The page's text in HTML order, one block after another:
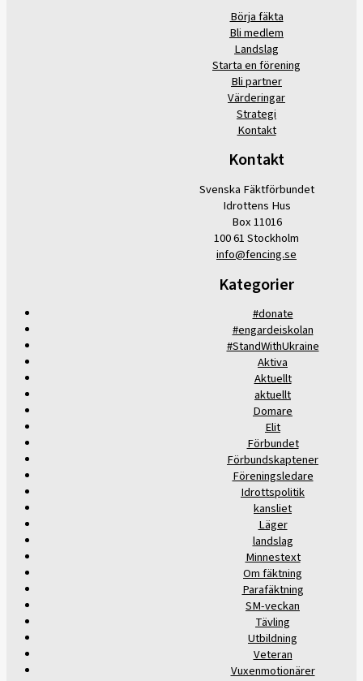
Börja fäkta
Bli medlem
Landslag
Starta en förening
Bli partner
Värderingar
Strategi
Kontakt
Kontakt
Svenska Fäktförbundet
Idrottens Hus
Box 11016
100 61 Stockholm
info@fencing.se
Kategorier
#donate
#engardeiskolan
#StandWithUkraine
Aktiva
Aktuellt
aktuellt
Domare
Elit
Förbundet
Förbundskaptener
Föreningsledare
Idrottspolitik
kansliet
Läger
landslag
Minnestext
Om fäktning
Parafäktning
SM-veckan
Tävling
Utbildning
Veteran
Vuxenmotionärer